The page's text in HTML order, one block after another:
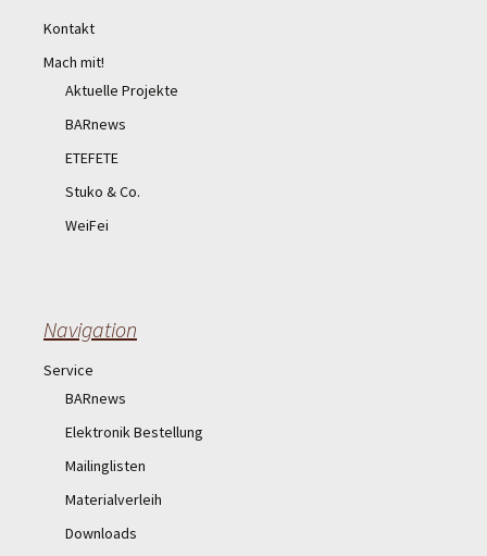
Kontakt
Mach mit!
Aktuelle Projekte
BARnews
ETEFETE
Stuko & Co.
WeiFei
Navigation
Service
BARnews
Elektronik Bestellung
Mailinglisten
Materialverleih
Downloads